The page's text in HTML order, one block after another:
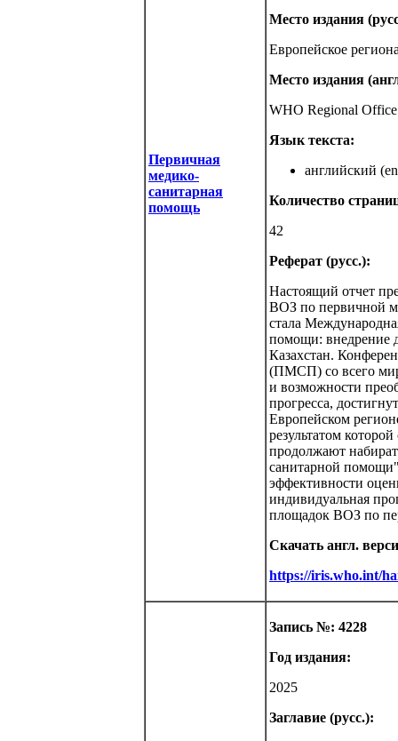
Первичная
медико-
санитарная
помощь
Место издания
Европейское
Место издания
WHO Regional
Язык текста:
английский
Количество
42
Реферат (русс.):
Настоящий отчет
ВОЗ по первичной
стала
помощи: внедрение
Казахстан.
(ПМСП) со всего
и возможности
прогресса,
Европейском
результатом
продолжают
санитарной
эффективности
индивидуальная
площадок ВОЗ по
Скачать англ.
https://iris.who.int/
Запись №: 4228
Год издания:
2025
Заглавие (русс.):